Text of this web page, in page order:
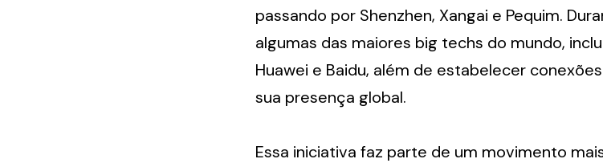
passando por Shenzhen, Xangai e Pequim.
algumas das maiores big techs do mundo,
Huawei e Baidu, além de estabelecer
sua presença global.
Essa iniciativa faz parte de um movimento